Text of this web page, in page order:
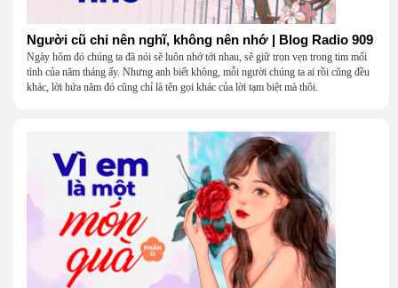
Người cũ chỉ nên nghĩ, không nên nhớ | Blog Radio 909
Ngày hôm đó chúng ta đã nói sẽ luôn nhớ tới nhau, sẽ giữ trọn vẹn trong tim mối
tình của năm tháng ấy. Nhưng anh biết không, mỗi người chúng ta ai rồi cũng đều
khác, lời hứa năm đó cũng chỉ là tên gọi khác của lời tạm biệt mà thôi.